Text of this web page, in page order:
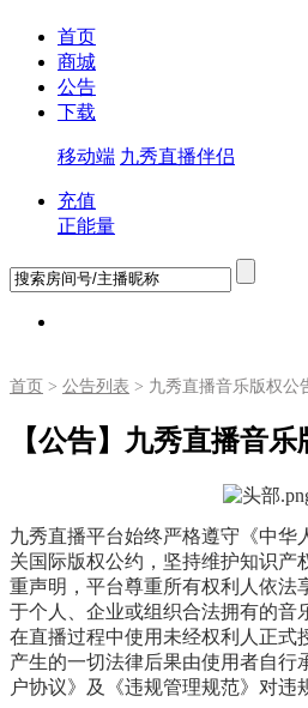
首页
商城
公告
下载
移动端 九秀直播伴侣
充值
正能量
首页 > 公告列表 > 九秀直播音乐版权公
【公告】九秀直播音
九秀直播平台始终严格遵守《中华
关国际版权公约，坚持维护知识产
重声明，平台尊重所有权利人依法
于个人、企业或组织合法拥有的音
在直播过程中使用未经权利人正式
产生的一切法律后果由使用者自行
户协议》及《违规管理规范》对违